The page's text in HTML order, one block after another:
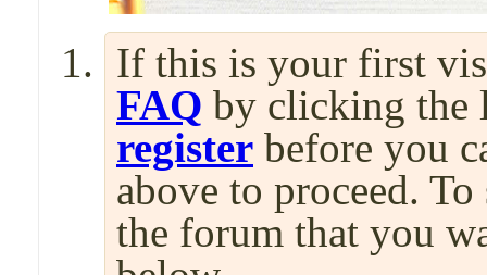
If this is your first
FAQ by clicking the
register before you
above to proceed.
the forum that you